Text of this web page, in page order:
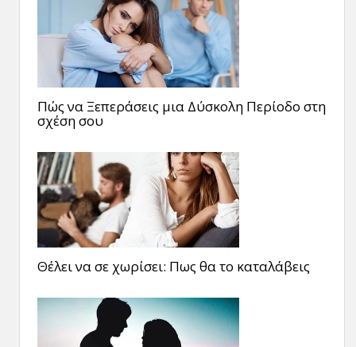
Πώς να Ξεπεράσεις μια Δύσκολη Περίοδο στη
σχέση σου
Θέλει να σε χωρίσει: Πως θα το καταλάβεις